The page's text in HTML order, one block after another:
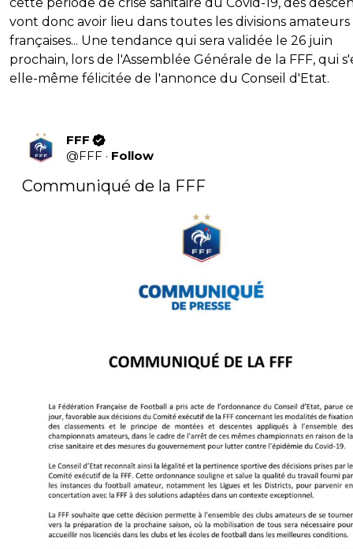
vont donc avoir lieu dans toutes les divisions amateurs
françaises... Une tendance qui sera validée le 26 juin
prochain, lors de l'Assemblée Générale de la FFF, qui
elle-même félicitée de l'annonce du Conseil d'Etat.
FFF
@FFF · Follow
Communiqué de la FFF